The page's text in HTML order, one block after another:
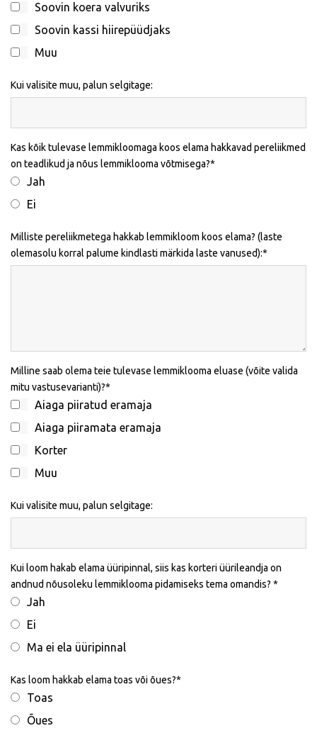
Soovin koera valvuriks
Soovin kassi hiirepüüdjaks
Muu
Kui valisite muu, palun selgitage:
Kas kõik tulevase lemmikloomaga koos elama hakkavad pereliikmed
on teadlikud ja nõus lemmiklooma võtmisega?
Jah
Ei
Milliste pereliikmetega hakkab lemmikloom koos elama? (laste
olemasolu korral palume kindlasti märkida laste vanused):
Milline saab olema teie tulevase lemmiklooma eluase (võite valida
mitu vastusevarianti)?
Aiaga piiratud eramaja
Aiaga piiramata eramaja
Korter
Muu
Kui valisite muu, palun selgitage:
Kui loom hakab elama üüripinnal, siis kas korteri üürileandja on
andnud nõusoleku lemmiklooma pidamiseks tema omandis?
Jah
Ei
Ma ei ela üüripinnal
Kas loom hakkab elama toas või õues?
Toas
Õues